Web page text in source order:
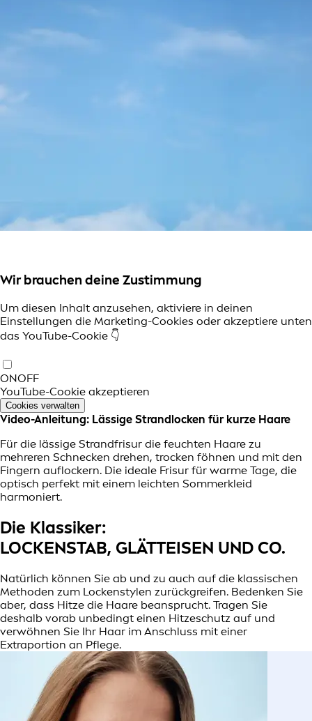
Wir brauchen deine Zustimmung
Um diesen Inhalt anzusehen, aktiviere in deinen
Einstellungen die Marketing-Cookies oder akzeptiere unten
das YouTube-Cookie 👇
ONOFF
YouTube-Cookie akzeptieren
Cookies verwalten
Video-Anleitung: Lässige Strandlocken für kurze Haare
Für die lässige Strandfrisur die feuchten Haare zu
mehreren Schnecken drehen, trocken föhnen und mit den
Fingern auflockern. Die ideale Frisur für warme Tage, die
optisch perfekt mit einem leichten Sommerkleid
harmoniert.
Die Klassiker:
LOCKENSTAB, GLÄTTEISEN UND CO.
Natürlich können Sie ab und zu auch auf die klassischen
Methoden zum Lockenstylen zurückgreifen. Bedenken Sie
aber, dass Hitze die Haare beansprucht. Tragen Sie
deshalb vorab unbedingt einen Hitzeschutz auf und
verwöhnen Sie Ihr Haar im Anschluss mit einer
Extraportion an Pflege.